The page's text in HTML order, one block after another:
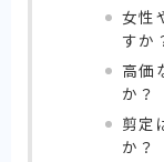
女性
すか
高価
か？
剪定
か？